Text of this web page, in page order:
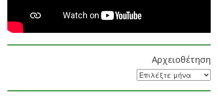
Αρχειοθέτηση
Αρχειοθέτηση